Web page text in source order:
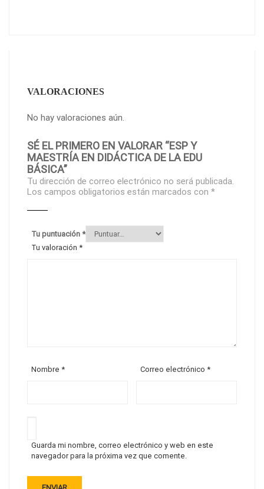
VALORACIONES
No hay valoraciones aún.
SÉ EL PRIMERO EN VALORAR “ESP Y
MAESTRÍA EN DIDÁCTICA DE LA EDU
BÁSICA”
Tu dirección de correo electrónico no será publicada.
Los campos obligatorios están marcados con *
Tu puntuación *
Tu valoración *
Nombre * Correo electrónico*
Guarda mi nombre, correo electrónico y web en este
navegador para la próxima vez que comente.